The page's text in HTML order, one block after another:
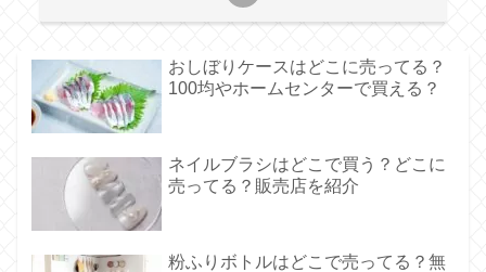
おしぼりケースはどこに売ってる？
100均やホームセンターで買える？
ネイルブラシはどこで買う？どこに
売ってる？販売店を紹介
粉ふりボトルはどこで売ってる？無